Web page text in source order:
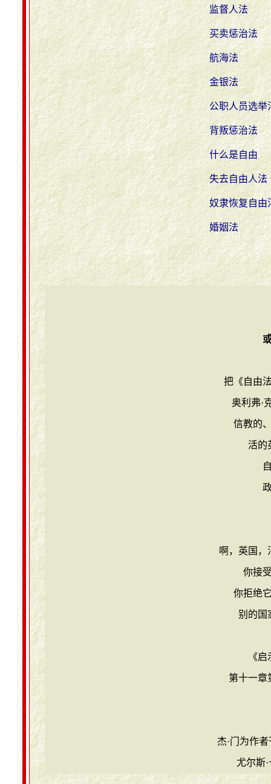
监督人法
买卖惩治法
航海法
金银法
公职人员选举
背叛惩治法
什么是自由
失去自由人法
奴隶恢复自由
婚姻法
把《自由
奥利弗·
信教的
活的
啊，英国，
你接
你拒绝
别的国
《
第十一
杰·门为作
尤尔斯